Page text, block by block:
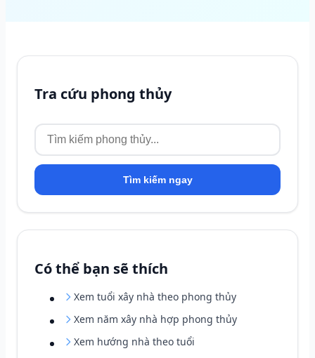
Tra cứu phong thủy
Tìm kiếm ngay
Có thể bạn sẽ thích
Xem tuổi xây nhà theo phong thủy
Xem năm xây nhà hợp phong thủy
Xem hướng nhà theo tuổi